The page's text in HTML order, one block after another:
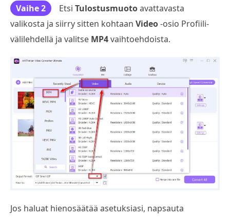
Vaihe 2 Etsi Tulostusmuotoavattavasta
valikosta ja siirry sitten kohtaan Video-osio Profiili-
välilehdellä ja valitse MP4vaihtoehdoista.
Jos haluat hienosäätää asetuksiasi, napsauta